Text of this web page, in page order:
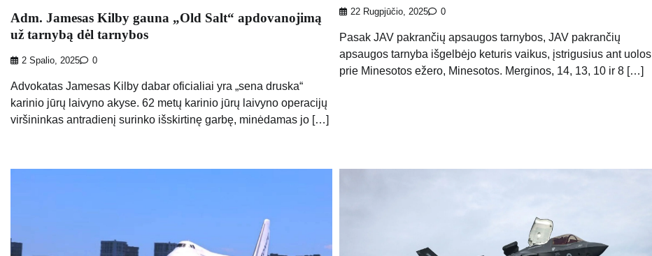
Adm. Jamesas Kilby gauna „Old Salt“ apdovanojimą
už tarnybą dėl tarnybos
2 Spalio, 2025 0
Advokatas Jamesas Kilby dabar oficialiai yra „sena druska“
karinio jūrų laivyno akyse. 62 metų karinio jūrų laivyno operacijų
viršininkas antradienį surinko išskirtinę garbę, minėdamas jo […]
22 Rugpjūčio, 2025 0
Pasak JAV pakrančių apsaugos tarnybos, JAV pakrančių
apsaugos tarnyba išgelbėjo keturis vaikus, įstrigusius ant uolos
prie Minesotos ežero, Minesotos. Merginos, 14, 13, 10 ir 8 […]